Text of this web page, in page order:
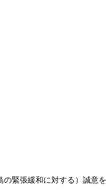
緊張緩和に対する）誠意